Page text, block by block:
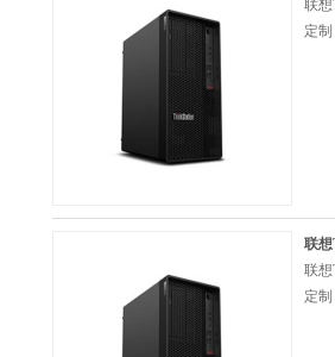
联想
定
联
联想
定